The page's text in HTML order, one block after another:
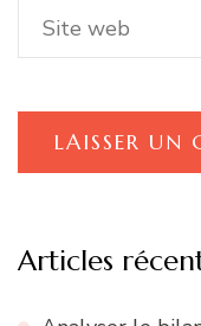
Articles